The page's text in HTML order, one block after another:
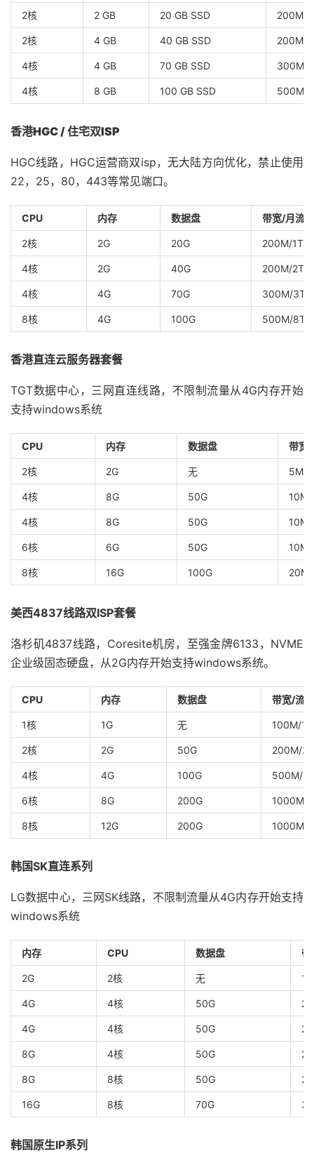
2核 2 GB 20 GB SSD
2核 4 GB 40 GB SSD
4核 4 GB 70 GB SSD
4核 8 GB 100 GB SSD
香港HGC / 住宅双ISP
HGC线路，HGC运营商双isp，无大陆方向优化，禁止使用
22，25，80，443等常见端口。
CPU 内存 数据盘 带宽/月流量
2核 2G 20G 200M/1T
4核 2G 40G 200M/2T
4核 4G 70G 300M/3T
8核 4G 100G 500M/8T
香港直连云服务器套餐
TGT数据中心，三网直连线路，不限制流量从4G内存开始
支持windows系统
CPU 内存 数据盘 带宽
2核 2G 无 5M
4核 8G 50G 10M
4核 8G 50G 10M
6核 6G 50G 10M
8核 16G 100G 20M
美西4837线路双ISP套餐
洛杉矶4837线路，Coresite机房，至强金牌6133，NVME
企业级固态硬盘，从2G内存开始支持windows系统。
CPU 内存 数据盘 带宽/流量
1核 1G 无 100M/1T
2核 2G 50G 200M/2T
4核 4G 100G 500M/
6核 8G 200G 1000M/
8核 12G 200G 1000M/
韩国SK直连系列
LG数据中心，三网SK线路，不限制流量从4G内存开始支持
windows系统
内存 CPU 数据盘 带
2G 2核 无
4G 4核 50G
4G 4核 50G
8G 4核 50G
8G 8核 50G
16G 8核 70G
韩国原生IP系列